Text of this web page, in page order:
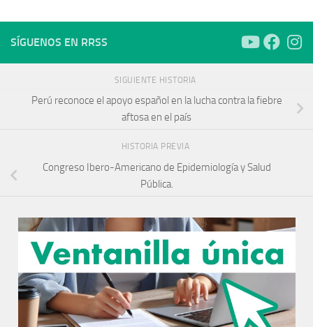
SÍGUENOS EN RRSS
SIGUIENTE HISTORIA
Perú reconoce el apoyo español en la lucha contra la fiebre
aftosa en el país
HISTORIA PREVIA
Congreso Ibero-Americano de Epidemiología y Salud
Pública.